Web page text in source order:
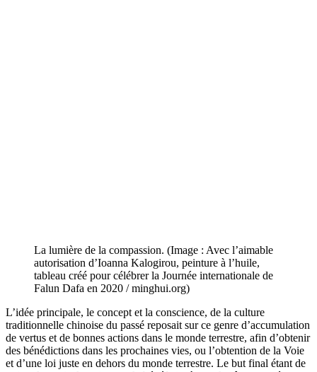
La lumière de la compassion. (Image : Avec l’aimable
autorisation d’Ioanna Kalogirou, peinture à l’huile,
tableau créé pour célébrer la Journée internationale de
Falun Dafa en 2020 / minghui.org)
L’idée principale, le concept et la conscience, de la culture
traditionnelle chinoise du passé reposait sur ce genre d’accumulation
de vertus et de bonnes actions dans le monde terrestre, afin d’obtenir
des bénédictions dans les prochaines vies, ou l’obtention de la Voie
et d’une loi juste en dehors du monde terrestre. Le but final étant de